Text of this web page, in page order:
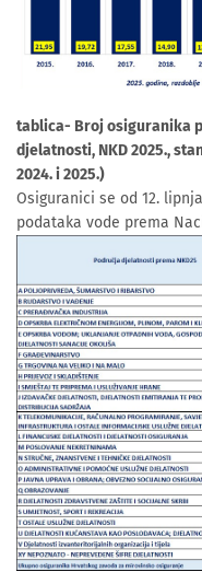
tablica- Broj osiguranika
djelatnosti, NKD 2025.,
2024. i 2025.)
Osiguranici se od 12.
podataka vode prema